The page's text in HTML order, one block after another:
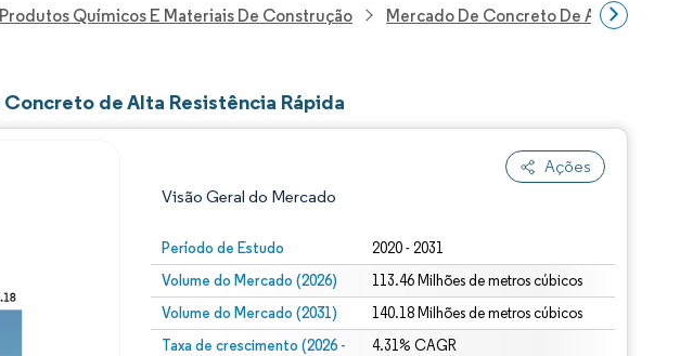
Químicos E Materiais De Construção Mercado De Concreto De Alta
de Alta Resistência Rápida
Ações
Visão Geral do Mercado
Período de Estudo 2020 - 2031
Volume do Mercado (2026) 113.46 Milhões de metros cúbicos
Volume do Mercado (2031) 140.18 Milhões de metros cúbicos
Taxa de crescimento (2026 -
4.31% CAGR